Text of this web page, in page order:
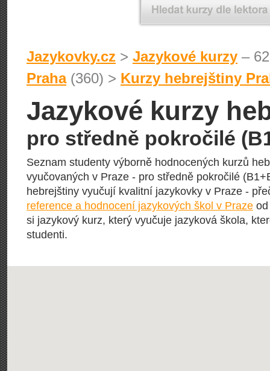
Jazykovky.cz > Jazykové kurzy –
Praha(360) > Kurzy hebrejštiny
Jazykové kurzy
pro středně pokročilé
Seznam studenty výborně hodnocených kurzů
vyučovaných v Praze - pro středně pokročilé
hebrejštiny vyučují kvalitní jazykovky v Praze -
reference a hodnocení jazykových škol v Praze
si jazykový kurz, který vyučuje jazyková škola,
studenti.